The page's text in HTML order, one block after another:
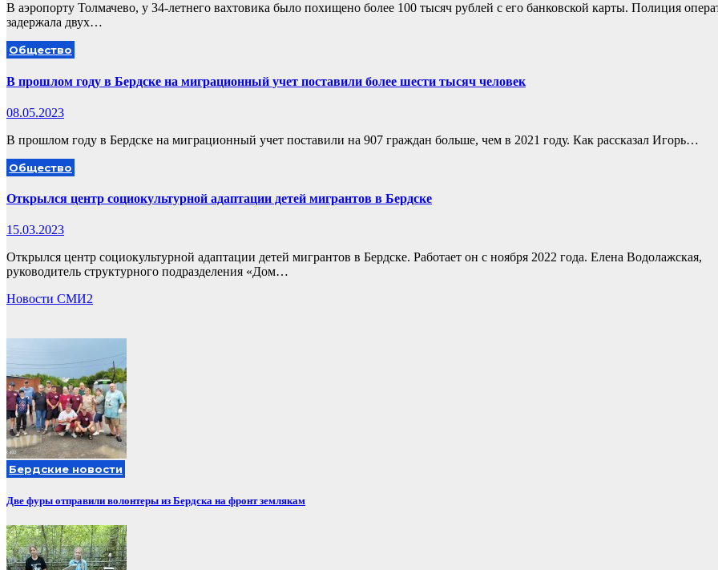
В аэропорту Толмачево, у 34-летнего вахтовика было похищено более 100 тысяч рублей с его банковской карты. Полиция
задержала двух…
Общество
В прошлом году в Бердске на миграционный учет поставили более шести тысяч человек
08.05.2023
В прошлом году в Бердске на миграционный учет поставили на 907 граждан больше, чем в 2021 году. Как рассказал Игорь…
Общество
Открылся центр социокультурной адаптации детей мигрантов в Бердске
15.03.2023
Открылся центр социокультурной адаптации детей мигрантов в Бердске. Работает он с ноября 2022 года. Елена Водолажская,
руководитель структурного подразделения «Дом…
Новости СМИ2
Бердские новости
Две фуры отправили волонтеры из Бердска на фронт землякам